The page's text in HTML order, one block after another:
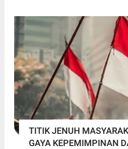
TITIK JENUH
GAYA KEPEMIMPINAN